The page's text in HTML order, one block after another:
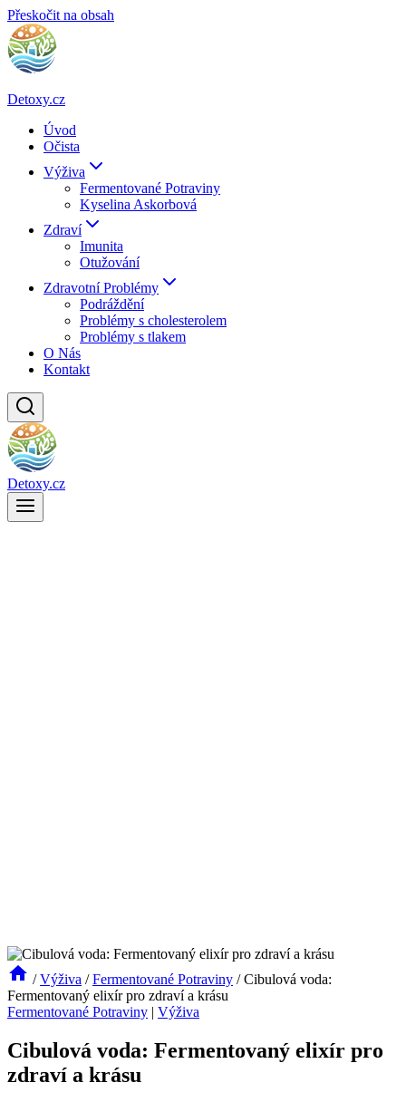
Přeskočit na obsah
Detoxy.cz
Úvod
Očista
Výživa
Fermentované Potraviny
Kyselina Askorbová
Zdraví
Imunita
Otužování
Zdravotní Problémy
Podráždění
Problémy s cholesterolem
Problémy s tlakem
O Nás
Kontakt
Detoxy.cz
/ Výživa / Fermentované Potraviny / Cibulová voda:
Fermentovaný elixír pro zdraví a krásu
Fermentované Potraviny | Výživa
Cibulová voda: Fermentovaný elixír pro
zdraví a krásu